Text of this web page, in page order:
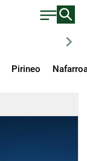
chevron_right
Pirineo